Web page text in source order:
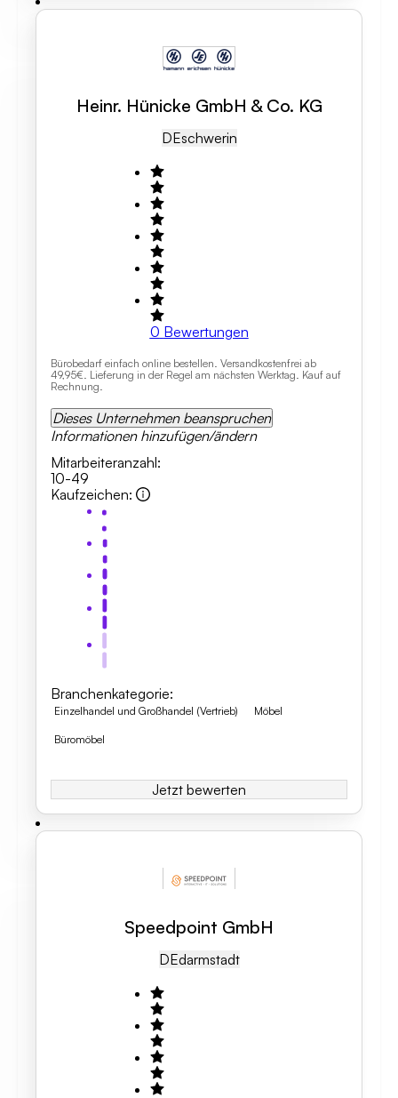
Heinr. Hünicke GmbH & Co. KG
DESchwerin
0 Bewertungen
Bürobedarf einfach online bestellen. Versandkostenfrei ab
49,95€. Lieferung in der Regel am nächsten Werktag. Kauf auf
Rechnung.
Dieses Unternehmen beanspruchen
Informationen hinzufügen/ändern
Mitarbeiteranzahl:
10-49
Kaufzeichen:
Branchenkategorie:
Einzelhandel und Großhandel (Vertrieb) Möbel
Büromöbel
Jetzt bewerten
Speedpoint GmbH
DEDarmstadt